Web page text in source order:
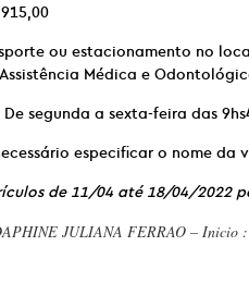
ou estacionamento no
Médica e
De segunda a sexta-feira das
especificar o nome da
de 11/04 até 18/04/2022
JULIANA FERRAO – Inicio